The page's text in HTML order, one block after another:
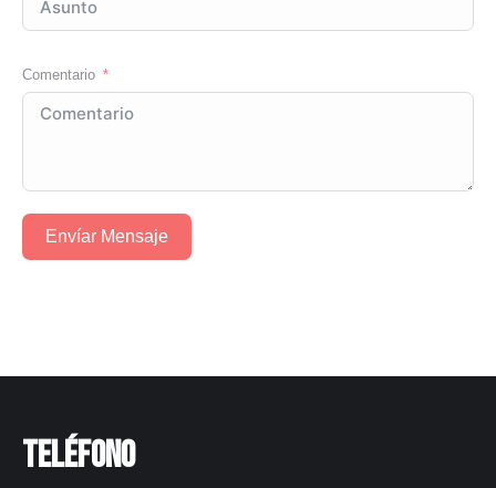
Comentario
Envíar Mensaje
Teléfono